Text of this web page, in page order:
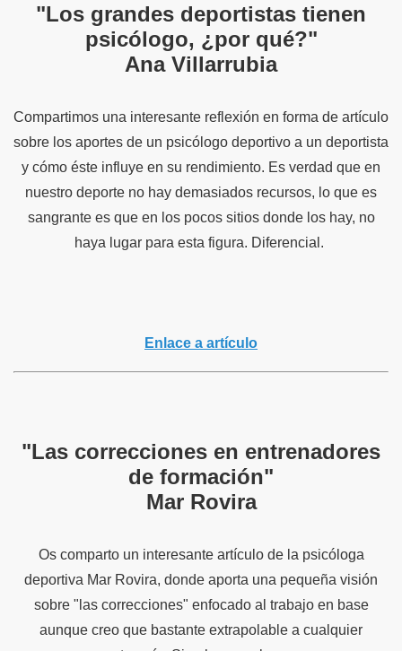
"Los grandes deportistas tienen
psicólogo, ¿por qué?"
Ana Villarrubia
Compartimos una interesante reflexión en forma de artículo
sobre los aportes de un psicólogo deportivo a un deportista
y cómo éste influye en su rendimiento. Es verdad que en
nuestro deporte no hay demasiados recursos, lo que es
sangrante es que en los pocos sitios donde los hay, no
haya lugar para esta figura. Diferencial.
Enlace a artículo
"Las correcciones en entrenadores
de formación"
Mar Rovira
Os comparto un interesante artículo de la psicóloga
deportiva Mar Rovira, donde aporta una pequeña visión
sobre "las correcciones" enfocado al trabajo en base
aunque creo que bastante extrapolable a cualquier